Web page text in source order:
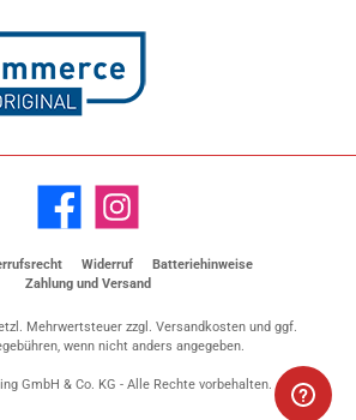
Facebook Instagram
Widerruf
Batteriehinweise
Zahlung und Versand
Mehrwertsteuer zzgl. Versandkostenund ggf.
wenn nicht anders angegeben.
GmbH & Co. KG - Alle Rechte vorbehalten.